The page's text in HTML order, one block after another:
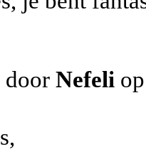
door Nefeli